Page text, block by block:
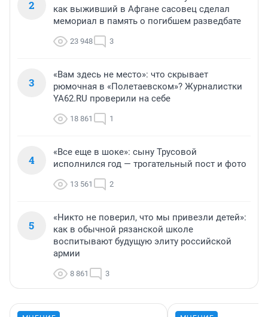
2
как выживший в Афгане сасовец сделал
мемориал в память о погибшем разведбате
23 948 3
3
«Вам здесь не место»: что скрывает
рюмочная в «Полетаевском»? Журналистки
YA62.RU проверили на себе
18 861 1
4
«Все еще в шоке»: сыну Трусовой
исполнился год — трогательный пост и фото
13 561 2
5
«Никто не поверил, что мы привезли детей»:
как в обычной рязанской школе
воспитывают будущую элиту российской
армии
8 861 3